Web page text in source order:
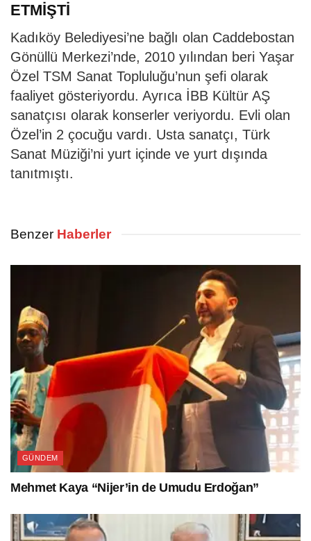
ETMİŞTİ
Kadıköy Belediyesi’ne bağlı olan Caddebostan
Gönüllü Merkezi’nde, 2010 yılından beri Yaşar
Özel TSM Sanat Topluluğu’nun şefi olarak
faaliyet gösteriyordu. Ayrıca İBB Kültür AŞ
sanatçısı olarak konserler veriyordu. Evli olan
Özel’in 2 çocuğu vardı. Usta sanatçı, Türk
Sanat Müziği’ni yurt içinde ve yurt dışında
tanıtmıştı.
Benzer Haberler
GÜNDEM
Mehmet Kaya “Nijer’in de Umudu Erdoğan”